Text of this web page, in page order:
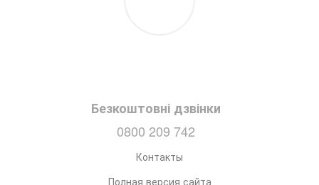
Безкоштовні дзвінки
0800 209 742
Контакты
Полная версия сайта